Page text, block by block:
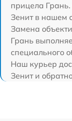
прицела
Зенит в нашем
Замена
Грань
специального
Наш курьер
Зенит и